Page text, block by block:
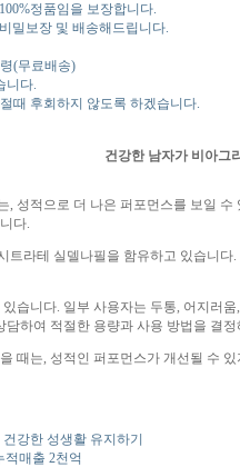
정품임을 보장합니다.
밀보장 및 배송해드립니다.
(무료배송)
니다.
때 후회하지 않도록 하겠습니다.
건강한 남자가 비아그
, 성적으로 더 나은 퍼포먼스를 보일
다.
트라테 실델나필을 함유하고 있습니
습니다. 일부 사용자는 두통, 어지러
하여 적절한 용량과 사용 방법을 결
때는, 성적인 퍼포먼스가 개선될 수
강한 성생활 유지하기
적매출 2천억